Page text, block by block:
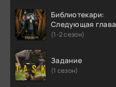
Библиотекари:
Следующая глава
(1-2 сезон)
Задание
(1 сезон)